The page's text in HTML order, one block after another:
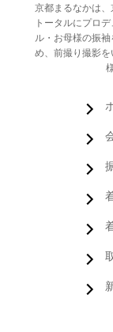
京都まるなかは
トータルにプロ
ル・お母様の振
め、前撮り撮影